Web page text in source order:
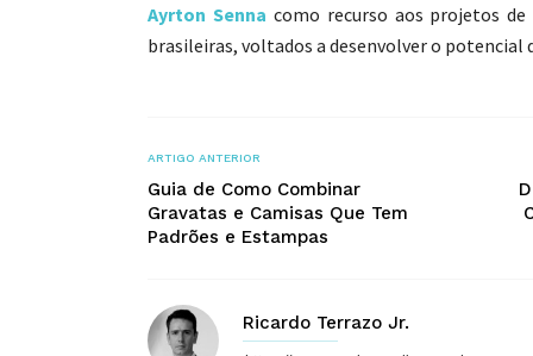
Ayrton Senna como recurso aos projetos de
brasileiras, voltados a desenvolver o potencial
ARTIGO ANTERIOR
Guia de Como Combinar
Gravatas e Camisas Que Tem
Padrões e Estampas
Ricardo Terrazo Jr.